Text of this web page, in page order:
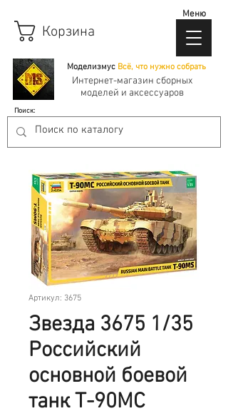
Моделизмус Всё, что нужно собрать
Корзина
Интернет-магазин сборных
моделей и аксессуаров
Поиск:
Меню
Артикул: 3675
Звезда 3675 1/35
Российский
основной боевой
танк Т-90МС